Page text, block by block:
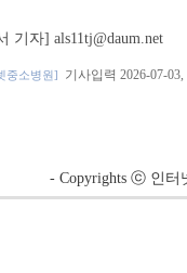
기자] als11tj@daum.net
중소병원] 기사입력 2026-07-03,
- Copyrights ⓒ 인터